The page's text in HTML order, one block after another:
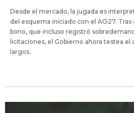
Desde el mercado, la jugada es
del esquema iniciado con el AO27.
bono, que incluso registró
licitaciones, el Gobierno ahora testea el
largos.